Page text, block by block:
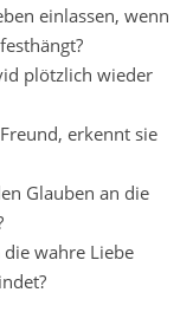
einlassen, wenn
plötzlich wieder
erkennt sie
Glauben an die
wahre Liebe